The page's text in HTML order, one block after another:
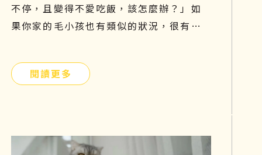
不停，且變得不愛吃飯，該怎麼辦？」如
果你家的毛小孩也有類似的狀況，很有可
響貓咪的食慾及健康，因此這個問題不能
太輕忽，需要及時預防和治療。本篇將帶
閱讀更多